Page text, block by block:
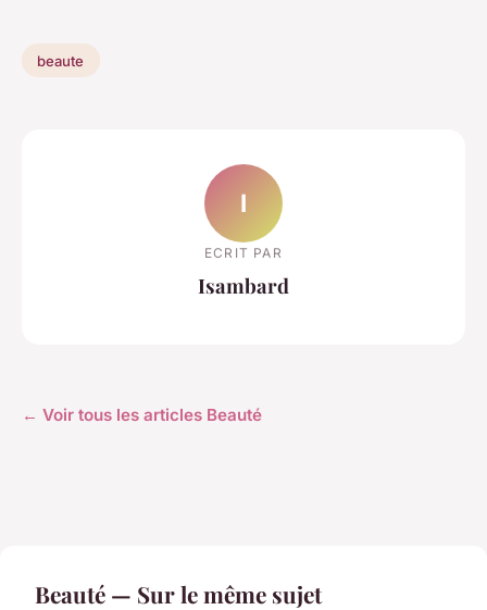
beaute
I
ECRIT PAR
Isambard
← Voir tous les articles Beauté
Beauté — Sur le même sujet